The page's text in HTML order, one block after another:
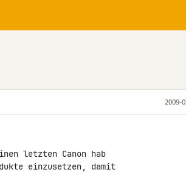
2009-
letzten Canon hab
einzusetzen, damit